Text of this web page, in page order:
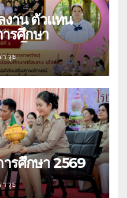
งาน ตัวแทน
รศึกษา
ยโสธร
าวุธ
รศึกษา 2569
าวุธ